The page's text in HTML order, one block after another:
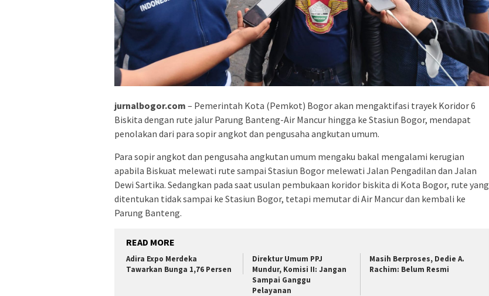
jurnalbogor.com – Pemerintah Kota (Pemkot) Bogor akan mengaktifasi trayek Koridor 6
Biskita dengan rute jalur Parung Banteng-Air Mancur hingga ke Stasiun Bogor, mendapat
penolakan dari para sopir angkot dan pengusaha angkutan umum.
Para sopir angkot dan pengusaha angkutan umum mengaku bakal mengalami kerugian
apabila Biskuat melewati rute sampai Stasiun Bogor melewati Jalan Pengadilan dan Jalan
Dewi Sartika. Sedangkan pada saat usulan pembukaan koridor biskita di Kota Bogor, rute yang
ditentukan tidak sampai ke Stasiun Bogor, tetapi memutar di Air Mancur dan kembali ke
Parung Banteng.
READ MORE
Adira Expo Merdeka
Tawarkan Bunga 1,76 Persen
Direktur Umum PPJ
Mundur, Komisi II: Jangan
Sampai Ganggu
Pelayanan
Masih Berproses, Dedie A.
Rachim: Belum Resmi